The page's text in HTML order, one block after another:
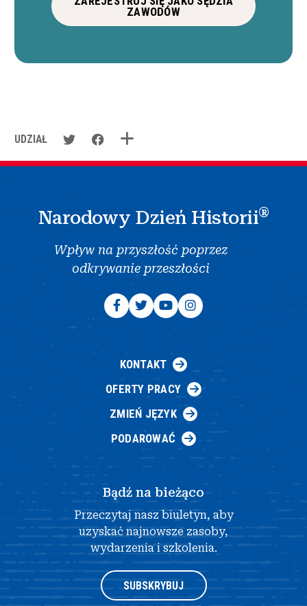
ZAWODÓW
UDZIAŁ
Narodowy Dzień Historii®
Wpływ na przyszłość poprzez
odkrywanie przeszłości
KONTAKT
OFERTY PRACY
ZMIEŃ JĘZYK
PODAROWAĆ
Bądź na bieżąco
Przeczytaj nasz biuletyn, aby
uzyskać najnowsze zasoby,
wydarzenia i szkolenia.
SUBSKRYBUJ